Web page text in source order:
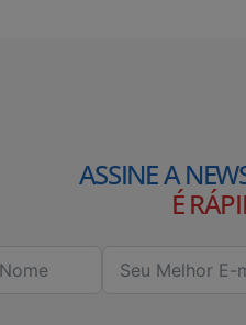
ASSINE A
É